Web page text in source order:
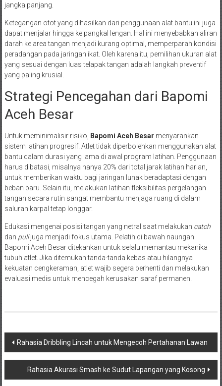
jangka panjang.
Ketegangan otot yang dihasilkan dari penggunaan alat bantu ini juga
dapat menjalar hingga ke pangkal lengan. Hal ini menyebabkan aliran
darah ke area tangan menjadi kurang optimal, memperparah kondisi
peradangan pada jaringan ikat. Oleh karena itu, pemilihan ukuran alat
yang sesuai dengan luas telapak tangan adalah langkah preventif
yang paling krusial.
Strategi Pencegahan dari Bapomi
Aceh Besar
Untuk meminimalisir risiko, Bapomi Aceh Besar menyarankan
sistem latihan progresif. Atlet tidak diperbolehkan menggunakan alat
bantu dalam durasi yang lama di awal program latihan. Penggunaan
harus dibatasi, misalnya hanya 20% dari total jarak latihan harian,
untuk memberikan waktu bagi jaringan lunak beradaptasi dengan
beban baru. Selain itu, melakukan latihan fleksibilitas pergelangan
tangan secara rutin sangat membantu menjaga ruang di dalam
saluran karpal tetap longgar.
Edukasi mengenai posisi tangan yang netral saat melakukan catch
dan pulljuga menjadi fokus utama. Pelatih di bawah naungan
Bapomi Aceh Besar ditekankan untuk selalu memantau mekanika
tubuh atlet. Jika ditemukan tanda-tanda kebas atau hilangnya
kekuatan cengkeraman, atlet wajib segera berhenti dan melakukan
evaluasi medis untuk mencegah kerusakan saraf permanen.
Navigasi
pos
Rahasia Dribbling Lincah untuk Mengecoh Pertahanan Lawan
Rahasia Akurasi Smash ke Sudut Lapangan yang Kosong